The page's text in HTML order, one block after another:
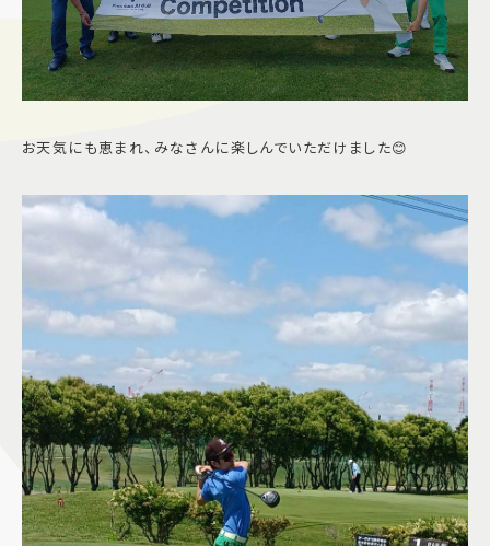
Follow US
お天気にも恵まれ、みなさんに楽しんでいただけました😊